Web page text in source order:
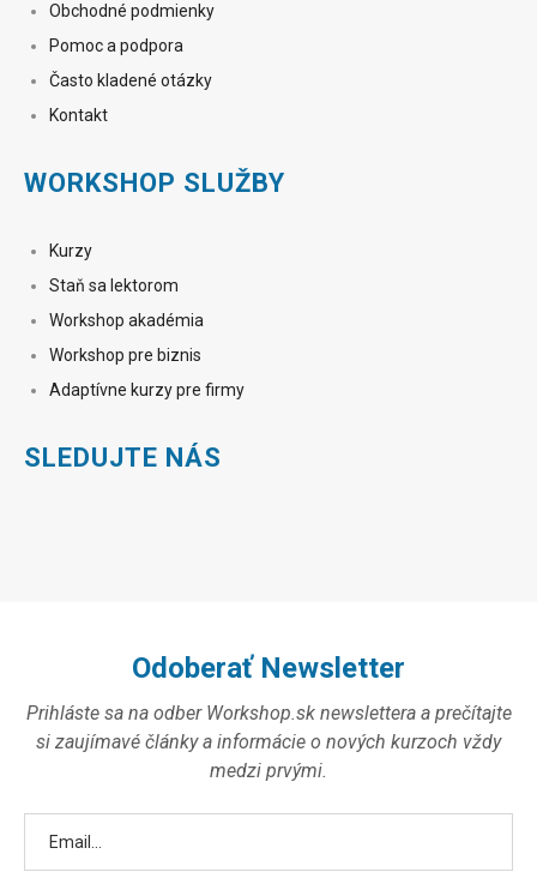
Obchodné podmienky
Pomoc a podpora
Často kladené otázky
Kontakt
WORKSHOP SLUŽBY
Kurzy
Staň sa lektorom
Workshop akadémia
Workshop pre biznis
Adaptívne kurzy pre firmy
SLEDUJTE NÁS
Odoberať Newsletter
Prihláste sa na odber Workshop.sk newslettera a prečítajte
si zaujímavé články a informácie o nových kurzoch vždy
medzi prvými.